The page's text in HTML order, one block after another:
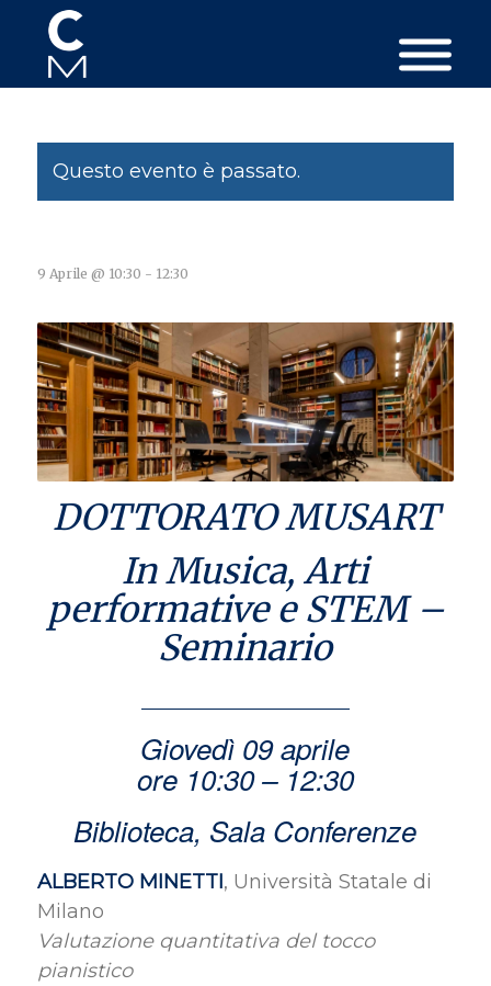
Questo evento è passato.
9 Aprile @ 10:30 - 12:30
DOTTORATO MUSART
In Musica, Arti
performative e STEM –
Seminario
Giovedì 09 aprile
ore 10:30 – 12:30
Biblioteca, Sala Conferenze
ALBERTO MINETTI, Università Statale di
Milano
Valutazione quantitativa del tocco
pianistico